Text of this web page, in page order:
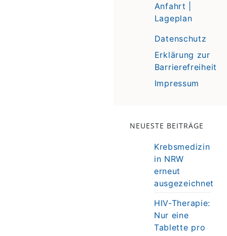
Anfahrt |
Lageplan
Datenschutz
Erklärung zur
Barrierefreiheit
Impressum
NEUESTE BEITRÄGE
Krebsmedizin
in NRW
erneut
ausgezeichnet
HIV-Therapie:
Nur eine
Tablette pro